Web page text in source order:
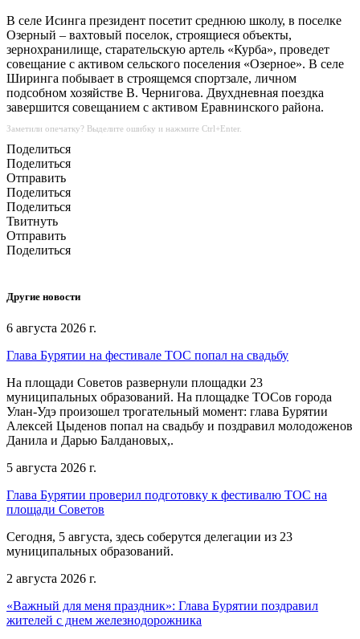
В селе Исинга президент посетит среднюю школу, в поселке
Озерный – вахтовый поселок, строящиеся объекты,
зернохранилище, старательскую артель «Курба», проведет
совещание с активом сельского поселения «Озерное». В селе
Ширинга побывает в строящемся спортзале, личном
подсобном хозяйстве В. Чернигова. Двухдневная поездка
завершится совещанием с активом Еравнинского района.
Заметили опечатку? Выделите ошибку и нажмите Ctrl+Enter.
Поделиться
Поделиться
Отправить
Поделиться
Поделиться
Твитнуть
Отправить
Поделиться
Другие новости
6 августа 2026 г.
Глава Бурятии на фестивале ТОС попал на свадьбу
На площади Советов развернули площадки 23
муниципальных образований. На площадке ТОСов города
Улан-Удэ произошел трогательный момент: глава Бурятии
Алексей Цыденов попал на свадьбу и поздравил молодоженов
Данила и Дарью Балдановых,.
5 августа 2026 г.
Глава Бурятии проверил подготовку к фестивалю ТОС на
площади Советов
Сегодня, 5 августа, здесь соберутся делегации из 23
муниципальных образований.
2 августа 2026 г.
«Важный для меня праздник»: Глава Бурятии поздравил
жителей с днем железнодорожника